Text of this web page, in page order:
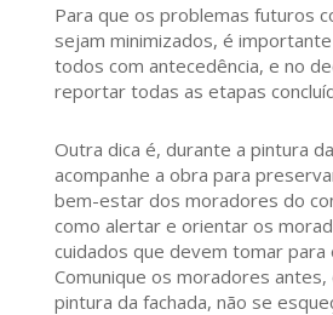
Para que os problemas futuros
sejam minimizados, é
todos com antecedência, e no
reportar todas as etapas
Outra dica é, durante a pintura
acompanhe a obra para
bem-estar dos moradores do
como alertar e orientar os
cuidados que devem tomar para
Comunique os moradores antes,
pintura da fachada, não se